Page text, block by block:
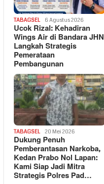
TABAGSEL 6 Agustus 2026
Ucok Rizal: Kehadiran
Wings Air di Bandara JHN
Langkah Strategis
Pemerataan
Pembangunan
TABAGSEL 20 Mei 2026
Dukung Penuh
Pemberantasan Narkoba,
Kedan Prabo Nol Lapan:
Kami Siap Jadi Mitra
Strategis Polres Pad…